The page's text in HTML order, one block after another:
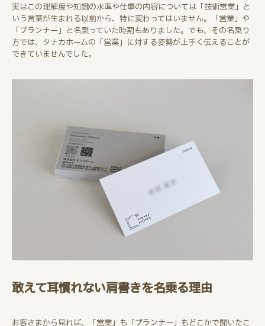
実はこの理解度や知識の水準や仕事の内容については「技術営業」と
いう言葉が生まれる以前から、特に変わってはいません。「営業」や
「プランナー」と名乗っていた時期もありました。でも、その名乗り
方では、タナカホームの「営業」に対する姿勢が上手く伝えることが
できていませんでした。
敢えて耳慣れない肩書きを名乗る理由
お客さまから見れば、「営業」も「プランナー」もどこかで聞いたこ